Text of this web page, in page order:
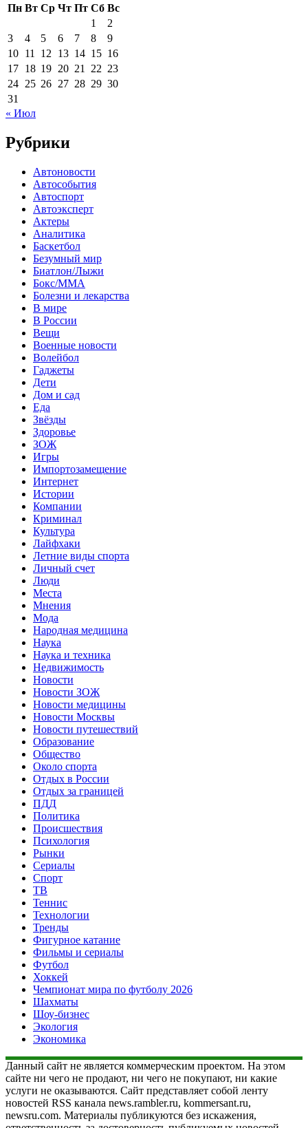
Пн Вт Ср Чт Пт Сб Вс
1
2
3
4 5 6 7 8
9
10 11 12 13 14 15 16
17 18 19 20 21 22 23
24 25 26 27 28 29 30
31
« Июл
Рубрики
Автоновости
Автособытия
Автоспорт
Автоэксперт
Актеры
Аналитика
Баскетбол
Безумный мир
Биатлон/Лыжи
Бокс/MMA
Болезни и лекарства
В мире
В России
Вещи
Военные новости
Волейбол
Гаджеты
Дети
Дом и сад
Еда
Звёзды
Здоровье
ЗОЖ
Игры
Импортозамещение
Интернет
Истории
Компании
Криминал
Культура
Лайфхаки
Летние виды спорта
Личный счет
Люди
Места
Мнения
Мода
Народная медицина
Наука
Наука и техника
Недвижимость
Новости
Новости ЗОЖ
Новости медицины
Новости Москвы
Новости путешествий
Образование
Общество
Около спорта
Отдых в России
Отдых за границей
ПДД
Политика
Происшествия
Психология
Рынки
Сериалы
Спорт
ТВ
Теннис
Технологии
Тренды
Фигурное катание
Фильмы и сериалы
Футбол
Хоккей
Чемпионат мира по футболу 2026
Шахматы
Шоу-бизнес
Экология
Экономика
Данный сайт не является коммерческим проектом. На этом
сайте ни чего не продают, ни чего не покупают, ни какие
услуги не оказываются. Сайт представляет собой ленту
новостей RSS канала news.rambler.ru, kommersant.ru,
newsru.com. Материалы публикуются без искажения,